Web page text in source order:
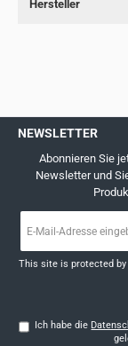
Hersteller
NEWSLETTER
Abonnieren Sie
Newsletter und
Mail-
*
This site is protected by
Ich habe die